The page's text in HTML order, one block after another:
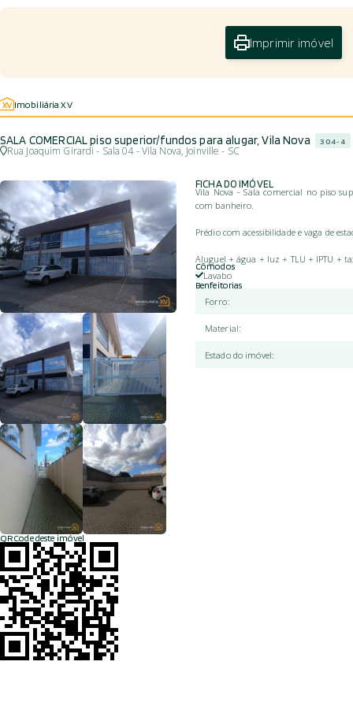
Imprimir imóvel
Imobiliária XV
SALA COMERCIAL piso superior/fundos para alugar, Vila Nova 304-4
Rua Joaquim Girardi - Sala 04 - Vila Nova, Joinville - SC
QRCode deste imóvel
FICHA DO IMÓVEL
Vila Nova - Sala comercial no piso
com banheiro.
Prédio com acessibilidade e vaga de
Aluguel + água + luz + TLU + IPTU +
Cômodos
Lavabo
Benfeitorias
Forro:
Material:
Estado do imóvel: